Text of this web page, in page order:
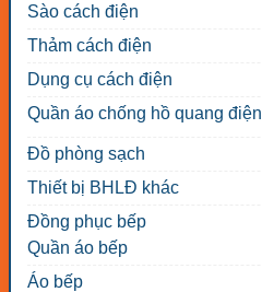
Sào cách điện
Thảm cách điện
Dụng cụ cách điện
Quần áo chống hồ quang điện
Đồ phòng sạch
Thiết bị BHLĐ khác
Đồng phục bếp
Quần áo bếp
Áo bếp